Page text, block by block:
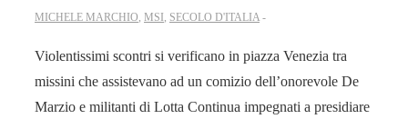
MICHELE MARCHIO, MSI , SECOLO D'ITALIA
Violentissimi scontri si verificano in piazza Venezia tra
missini che assistevano ad un comizio dell’onorevole De
Marzio e militanti di Lotta Continua impegnati a presidiare